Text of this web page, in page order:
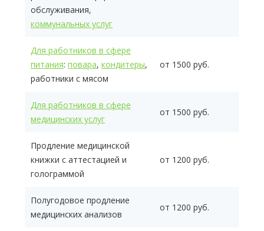
обслуживания,
коммунальных услуг
Для работников в сфере
питания: повара, кондитеры,
работники с мясом
от 1500 руб.
Для работников в сфере
медицинских услуг
от 1500 руб.
Продление медицинской
книжки с аттестацией и
голограммой
от 1200 руб.
Полугодовое продление
медицинских анализов
от 1200 руб.